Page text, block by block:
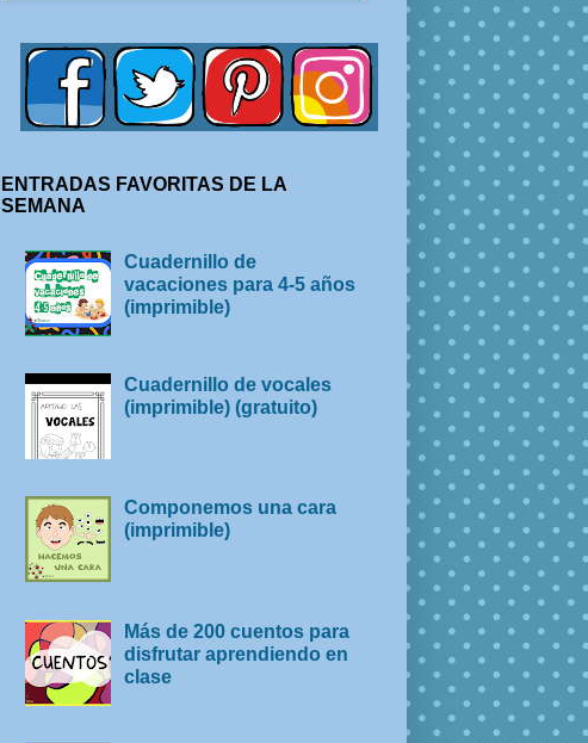
ENTRADAS FAVORITAS DE LA
SEMANA
Cuadernillo de
vacaciones para 4-5 años
(imprimible)
Cuadernillo de vocales
(imprimible) (gratuito)
Componemos una cara
(imprimible)
Más de 200 cuentos para
disfrutar aprendiendo en
clase